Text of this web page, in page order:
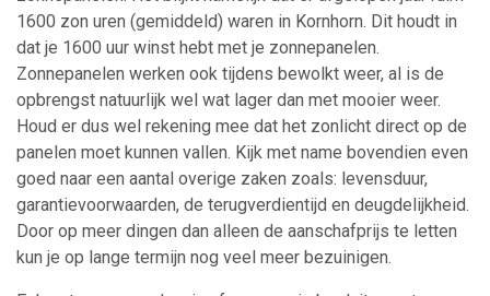
1600 zon uren (gemiddeld) waren in Kornhorn. Dit houdt in
dat je 1600 uur winst hebt met je zonnepanelen.
Zonnepanelen werken ook tijdens bewolkt weer, al is de
opbrengst natuurlijk wel wat lager dan met mooier weer.
Houd er dus wel rekening mee dat het zonlicht direct op de
panelen moet kunnen vallen. Kijk met name bovendien even
goed naar een aantal overige zaken zoals: levensduur,
garantievoorwaarden, de terugverdientijd en deugdelijkheid.
Door op meer dingen dan alleen de aanschafprijs te letten
kun je op lange termijn nog veel meer bezuinigen.